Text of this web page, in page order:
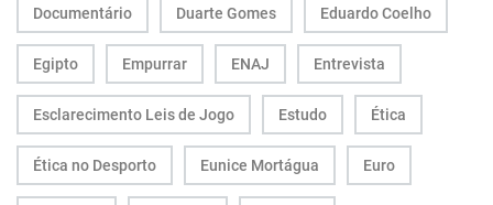
Documentário Duarte Gomes Eduardo Coelho
Egipto Empurrar ENAJ Entrevista
Esclarecimento Leis de Jogo Estudo Ética
Ética no Desporto Eunice Mortágua Euro